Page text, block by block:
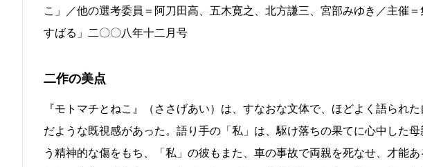
こ」／他の選考委員＝阿刀田高、五木寛之、北方謙三、宮部みゆき／主催
すばる」二〇〇八年十二月号
二作の美点
『モトマチとねこ』（ささげあい）は、すなおな文体で、ほどよく語られ
だような既視感があった。語り手の「私」は、駆け落ちの果てに心中した
う精神的な傷をもち、「私」の彼もまた、車の事故で両親を死なせ、才能